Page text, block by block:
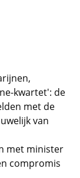
kwartet': de
met de
van
met minister
compromis